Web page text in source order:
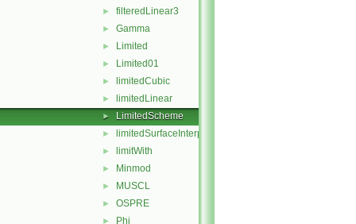
► filteredLinear3
► Gamma
► Limited
► Limited01
► limitedCubic
► limitedLinear
► LimitedScheme
► limitedSurfaceInterpolationScheme
► limitWith
► Minmod
► MUSCL
► OSPRE
► Phi